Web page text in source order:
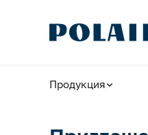
Продукция
Шоковая заморозка